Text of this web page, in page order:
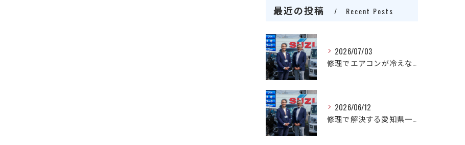
最近の投稿 Recent Posts
2026/07/03
修理でエアコンが冷えない原因を愛知県一宮市でスピード解決する方法
2026/06/12
修理で解決する愛知県一宮市の自動車エアコン不調と費用相場の見極め方